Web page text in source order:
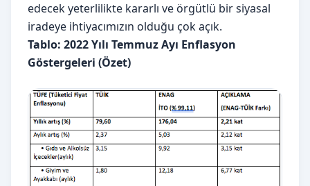
edecek yeterlilikte kararlı ve örgütlü bir siyasal
iradeye ihtiyacımızın olduğu çok açık.
Tablo: 2022 Yılı Temmuz Ayı Enflasyon
Göstergeleri (Özet)